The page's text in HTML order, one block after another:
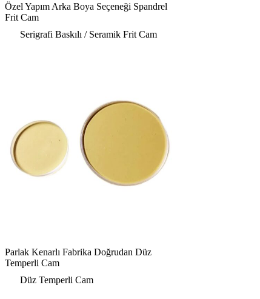
Özel Yapım Arka Boya Seçeneği Spandrel
Frit Cam
Serigrafi Baskılı / Seramik Frit Cam
Parlak Kenarlı Fabrika Doğrudan Düz
Temperli Cam
Düz Temperli Cam